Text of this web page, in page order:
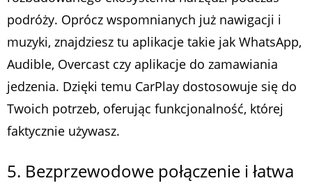
podróży. Oprócz wspomnianych już nawigacji i
muzyki, znajdziesz tu aplikacje takie jak WhatsApp,
Audible, Overcast czy aplikacje do zamawiania
jedzenia. Dzięki temu CarPlay dostosowuje się do
Twoich potrzeb, oferując funkcjonalność, której
faktycznie używasz.
5. Bezprzewodowe połączenie i łatwa